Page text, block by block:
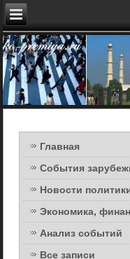
Главная
События
Новости
Экономика,
Анализ событий
Все записи